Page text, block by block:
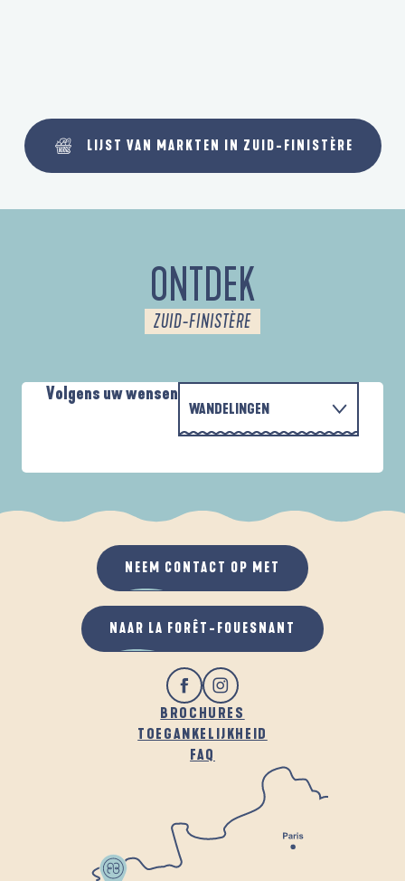
LIJST VAN MARKTEN IN ZUID-FINISTÈRE
ONTDEK
ZUID-FINISTÈRE
Volgens uw wensen
WANDELINGEN
ALS HET REGENT
IN DE FRISSE LUCHT
PARCOURS D'INTERPRÉTATION DE L'ANSE
BROCHURES
TOEGANKELIJKHEID
FAQ
NEEM CONTACT OP MET
NAAR LA FORÊT-FOUESNANT